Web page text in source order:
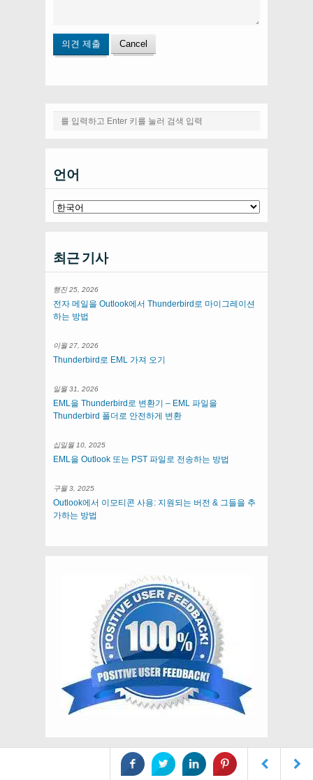
언어
최근 기사
행진 25, 2026
전자 메일을 Outlook에서 Thunderbird로 마이그레이션
하는 방법
이월 27, 2026
Thunderbird로 EML 가져 오기
일월 31, 2026
EML을 Thunderbird로 변환기 – EML 파일을
Thunderbird 폴더로 안전하게 변환
십일월 10, 2025
EML을 Outlook 또는 PST 파일로 전송하는 방법
구월 3, 2025
Outlook에서 이모티콘 사용: 지원되는 버전 & 그들을 추
가하는 방법
우리의 변환 도구를 사용해보십시오